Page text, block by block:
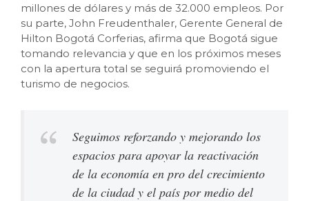
millones de dólares y más de 32.000 empleos. Por
su parte, John Freudenthaler, Gerente General de
Hilton Bogotá Corferias, afirma que Bogotá sigue
tomando relevancia y que en los próximos meses
con la apertura total se seguirá promoviendo el
turismo de negocios.
Seguimos reforzando y mejorando los
espacios para apoyar la reactivación
de la economía en pro del crecimiento
de la ciudad y el país por medio del